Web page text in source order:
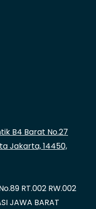
B4 Barat No.27
Jakarta, 14450,
RT.002 RW.002
JAWA BARAT